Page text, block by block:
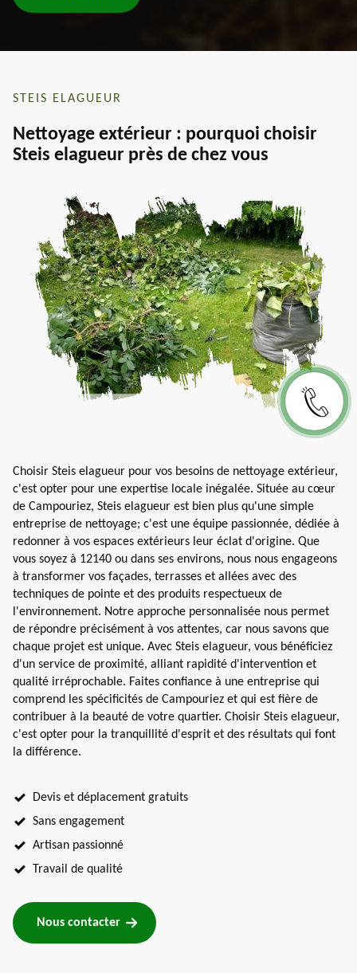
STEIS ELAGUEUR
Nettoyage extérieur : pourquoi choisir
Steis elagueur près de chez vous
Choisir Steis elagueur pour vos besoins de nettoyage extérieur,
c'est opter pour une expertise locale inégalée. Située au cœur
de Campouriez, Steis elagueur est bien plus qu'une simple
entreprise de nettoyage; c'est une équipe passionnée, dédiée à
redonner à vos espaces extérieurs leur éclat d'origine. Que
vous soyez à 12140 ou dans ses environs, nous nous engageons
à transformer vos façades, terrasses et allées avec des
techniques de pointe et des produits respectueux de
l'environnement. Notre approche personnalisée nous permet
de répondre précisément à vos attentes, car nous savons que
chaque projet est unique. Avec Steis elagueur, vous bénéficiez
d'un service de proximité, alliant rapidité d'intervention et
qualité irréprochable. Faites confiance à une entreprise qui
comprend les spécificités de Campouriez et qui est fière de
contribuer à la beauté de votre quartier. Choisir Steis elagueur,
c'est opter pour la tranquillité d'esprit et des résultats qui font
la différence.
Devis et déplacement gratuits
Sans engagement
Artisan passionné
Travail de qualité
Nous contacter